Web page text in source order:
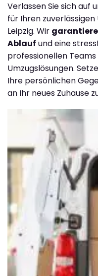
Verlassen Sie sich auf
für Ihren
Leipzig. Wir
Ablauf und eine
professionellen
Umzugslösungen.
Ihre persönlichen
an Ihr neues Zuhause